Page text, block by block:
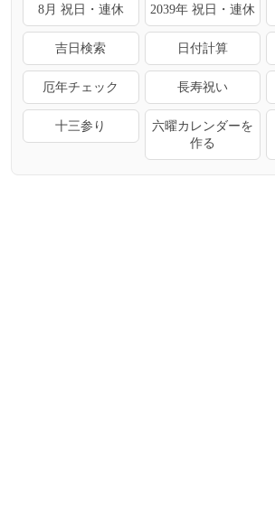
8月 祝日・連休 2039年 祝日・連休
吉日検索 日付計算
厄年チェック 長寿祝い
十三参り
六曜カレンダーを
作る